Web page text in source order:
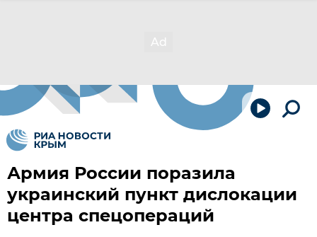
Армия России поразила
украинский пункт дислокации
центра спецопераций